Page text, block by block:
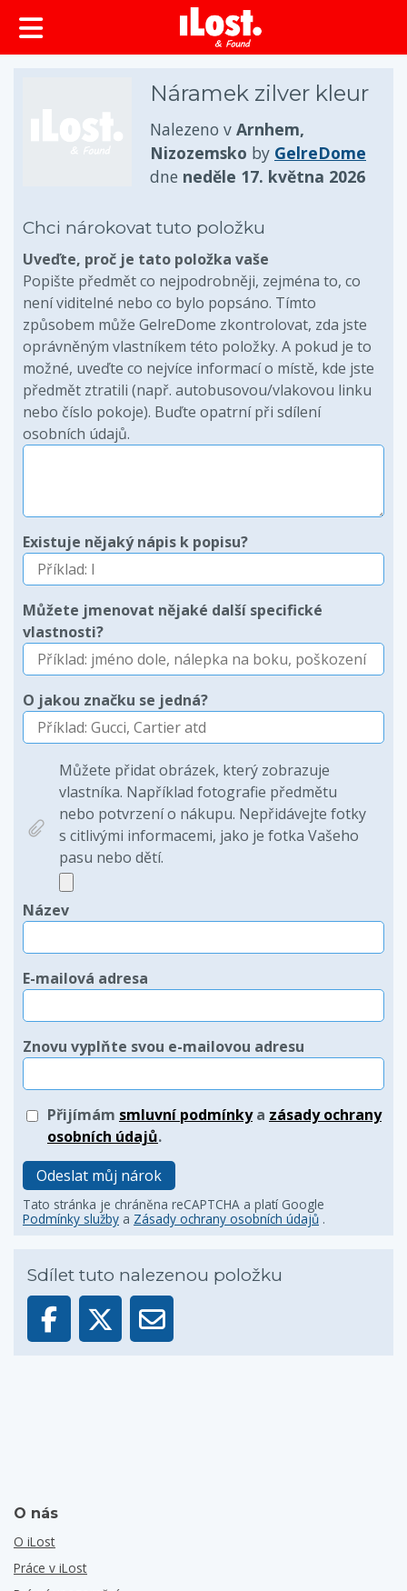
obsah
Náramek zilver kleur
Nalezeno v Arnhem,
Nizozemsko by GelreDome
dne neděle 17. května 2026
Chci nárokovat tuto položku
Uveďte, proč je tato položka vaše
Popište předmět co nejpodrobněji, zejména to, co
není viditelné nebo co bylo popsáno. Tímto
způsobem může GelreDome zkontrolovat, zda jste
oprávněným vlastníkem této položky. A pokud je to
možné, uveďte co nejvíce informací o místě, kde jste
předmět ztratili (např. autobusovou/vlakovou linku
nebo číslo pokoje). Buďte opatrní při sdílení
osobních údajů.
Existuje nějaký nápis k popisu?
Můžete jmenovat nějaké další specifické
vlastnosti?
O jakou značku se jedná?
Můžete přidat obrázek, který zobrazuje
vlastníka. Například fotografie předmětu
nebo potvrzení o nákupu. Nepřidávejte fotky
s citlivými informacemi, jako je fotka Vašeho
pasu nebo dětí.
Název
E-mailová adresa
Znovu vyplňte svou e-mailovou adresu
Přijímám smluvní podmínkya zásady ochrany
osobních údajů.
Odeslat můj nárok
Tato stránka je chráněna reCAPTCHA a platí Google
Podmínky služby a Zásady ochrany osobních údajů .
Sdílet tuto nalezenou položku
O nás
O iLost
Práce v iLost